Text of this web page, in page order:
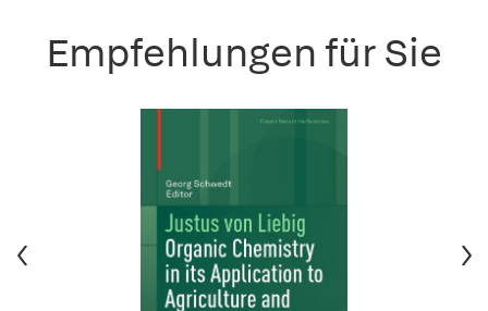
Empfehlungen für Sie